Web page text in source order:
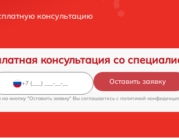
консультацию
консультация со
Оставить заявку
кнопку "Оставить заявку" Вы соглашаетесь c политикой